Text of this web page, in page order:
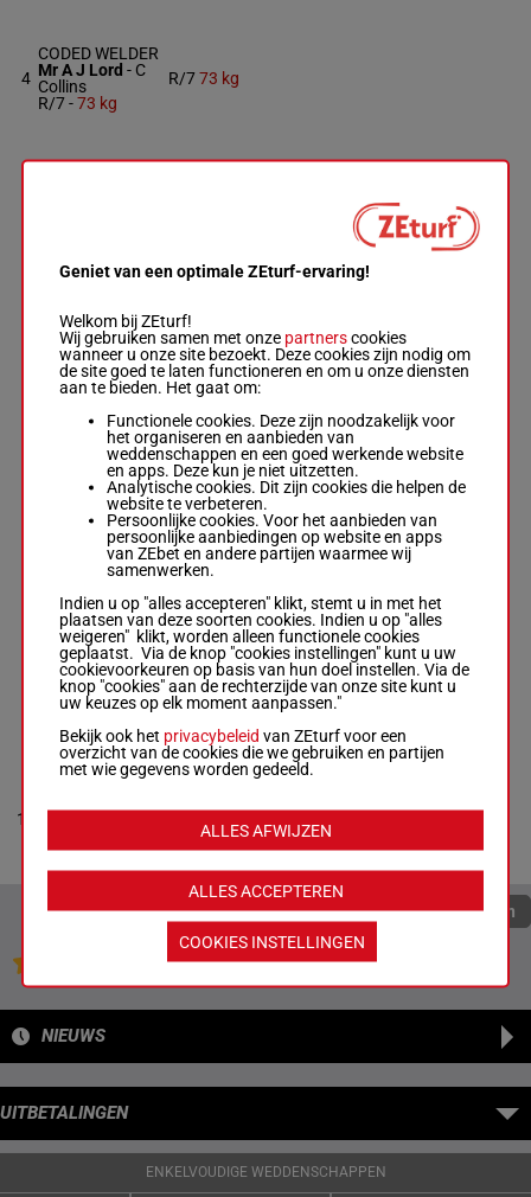
4
CODED WELDER
Mr A J Lord - C
Collins
R/7 -73 kg
R/773 kg
FOUND BEAU NS
GLENARY
P Gundry
R/6 -73 kg
COOLBOY
Elvin Mme P.-P
J Rothwell
70.5 kg
R/5 70.5
kg
LAND THE
PLANE NS
Mcparlan N.
Patrick Turley
R/473.5
kg
MOODY GIRL
Hendrick Jack
-Ian
Donoghue
M/7 70 kg
10
3p
Quoteringen verversen
Jouw favoriete paarden
NIEUWS
UITBETALINGEN
ENKELVOUDIGE WEDDENSCHAPPEN
Geniet van een optimale ZEturf-ervaring!
Welkom bij ZEturf!
Wij gebruiken samen met onze partnerscookies
wanneer u onze site bezoekt. Deze cookies zijn nodig om
de site goed te laten functioneren en om u onze diensten
aan te bieden. Het gaat om:
Functionele cookies. Deze zijn noodzakelijk voor
het organiseren en aanbieden van
weddenschappen en een goed werkende website
en apps. Deze kun je niet uitzetten.
Analytische cookies. Dit zijn cookies die helpen de
website te verbeteren.
Persoonlijke cookies. Voor het aanbieden van
persoonlijke aanbiedingen op website en apps
van ZEbet en andere partijen waarmee wij
samenwerken.
Indien u op "alles accepteren" klikt, stemt u in met het
plaatsen van deze soorten cookies. Indien u op "alles
weigeren" klikt, worden alleen functionele cookies
geplaatst. Via de knop "cookies instellingen" kunt u uw
cookievoorkeuren op basis van hun doel instellen. Via de
knop "cookies" aan de rechterzijde van onze site kunt u
uw keuzes op elk moment aanpassen."
Bekijk ook het privacybeleid van ZEturf voor een
overzicht van de cookies die we gebruiken en partijen
met wie gegevens worden gedeeld.
ALLES ACCEPTEREN
ALLES AFWIJZEN
COOKIES INSTELLINGEN